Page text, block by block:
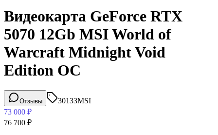
Видеокарта GeForce RTX
5070 12Gb MSI World of
Warcraft Midnight Void
Edition OC
Отзывы 30133MSI
73 000 ₽
76 700 ₽